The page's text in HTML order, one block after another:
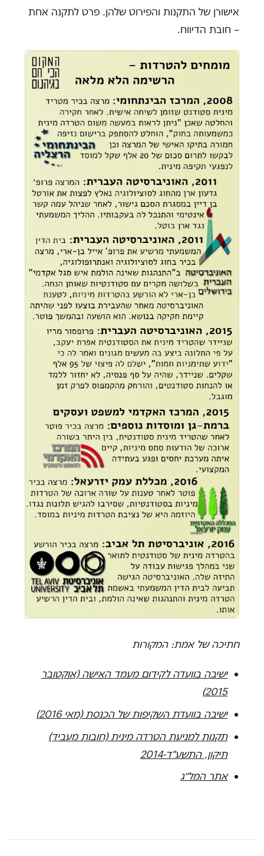
אישורן של התקנות והפירוט שלהן. פרט לתקנה אחת
– חובת הדיווח.
חתיכה של אמת: המקורות
ישיבה בוועדה לקידום מעמד האישה (אוקטובר
2015)
ישיבה בוועדת השקיפות של הכנסת (מאי 2016)
תקנות למניעת הטרדה מינית (חובות מעביד)
תיקון, התשע"ד-2014
אתר המל״ג